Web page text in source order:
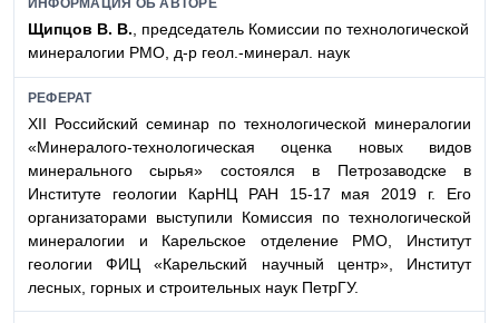
ИНФОРМАЦИЯ ОБ АВТОРЕ
Щипцов В. В., председатель Комиссии по технологической
минералогии РМО, д-р геол.-минерал. наук
РЕФЕРАТ
XII Российский семинар по технологической минералогии
«Минералого-технологическая оценка новых видов
минерального сырья» состоялся в Петрозаводске в
Институте геологии КарНЦ РАН 15-17 мая 2019 г. Его
организаторами выступили Комиссия по технологической
минералогии и Карельское отделение РМО, Институт
геологии ФИЦ «Карельский научный центр», Институт
лесных, горных и строительных наук ПетрГУ.